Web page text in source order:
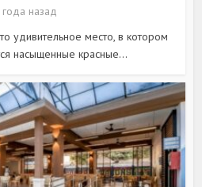
назад
удивительное место, в котором
насыщенные красные...